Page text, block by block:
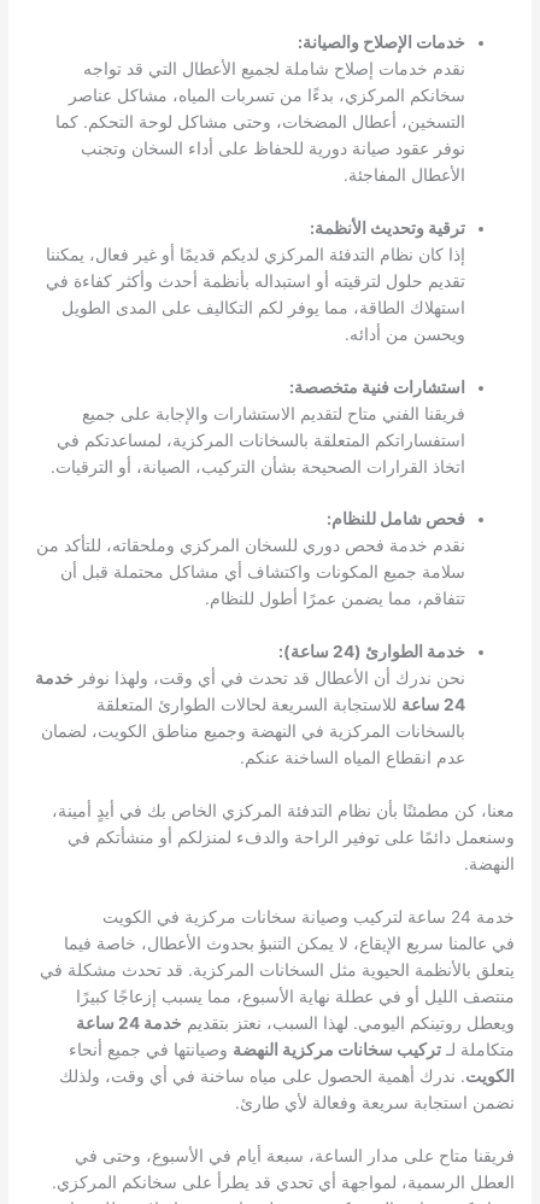
خدمات الإصلاح والصيانة:
نقدم خدمات إصلاح شاملة لجميع الأعطال التي قد تواجه
سخانكم المركزي، بدءًا من تسربات المياه، مشاكل عناصر
التسخين، أعطال المضخات، وحتى مشاكل لوحة التحكم. كما
نوفر عقود صيانة دورية للحفاظ على أداء السخان وتجنب
الأعطال المفاجئة.
ترقية وتحديث الأنظمة:
إذا كان نظام التدفئة المركزي لديكم قديمًا أو غير فعال، يمكننا
تقديم حلول لترقيته أو استبداله بأنظمة أحدث وأكثر كفاءة في
استهلاك الطاقة، مما يوفر لكم التكاليف على المدى الطويل
ويحسن من أدائه.
استشارات فنية متخصصة:
فريقنا الفني متاح لتقديم الاستشارات والإجابة على جميع
استفساراتكم المتعلقة بالسخانات المركزية، لمساعدتكم في
اتخاذ القرارات الصحيحة بشأن التركيب، الصيانة، أو الترقيات.
فحص شامل للنظام:
نقدم خدمة فحص دوري للسخان المركزي وملحقاته، للتأكد من
سلامة جميع المكونات واكتشاف أي مشاكل محتملة قبل أن
تتفاقم، مما يضمن عمرًا أطول للنظام.
خدمة الطوارئ (24 ساعة):
نحن ندرك أن الأعطال قد تحدث في أي وقت، ولهذا نوفر خدمة
24 ساعة
للاستجابة السريعة لحالات الطوارئ المتعلقة
بالسخانات المركزية في النهضة وجميع مناطق الكويت، لضمان
عدم انقطاع المياه الساخنة عنكم.
معنا، كن مطمئنًا بأن نظام التدفئة المركزي الخاص بك في أيدٍ أمينة،
وسنعمل دائمًا على توفير الراحة والدفء لمنزلكم أو منشأتكم في
النهضة.
خدمة 24 ساعة لتركيب وصيانة سخانات مركزية في الكويت
في عالمنا سريع الإيقاع، لا يمكن التنبؤ بحدوث الأعطال، خاصة فيما
يتعلق بالأنظمة الحيوية مثل السخانات المركزية. قد تحدث مشكلة في
منتصف الليل أو في عطلة نهاية الأسبوع، مما يسبب إزعاجًا كبيرًا
ويعطل روتينكم اليومي. لهذا السبب، نعتز بتقديم خدمة 24 ساعة
متكاملة لـتركيب سخانات مركزية النهضة وصيانتها في جميع أنحاء
الكويت. ندرك أهمية الحصول على مياه ساخنة في أي وقت، ولذلك
نضمن استجابة سريعة وفعالة لأي طارئ.
فريقنا متاح على مدار الساعة، سبعة أيام في الأسبوع، وحتى في
العطل الرسمية، لمواجهة أي تحدي قد يطرأ على سخانكم المركزي.